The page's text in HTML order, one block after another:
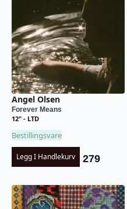
Angel Olsen
Forever Means
12" - LTD
Bestillingsvare
Legg I Handlekurv 279